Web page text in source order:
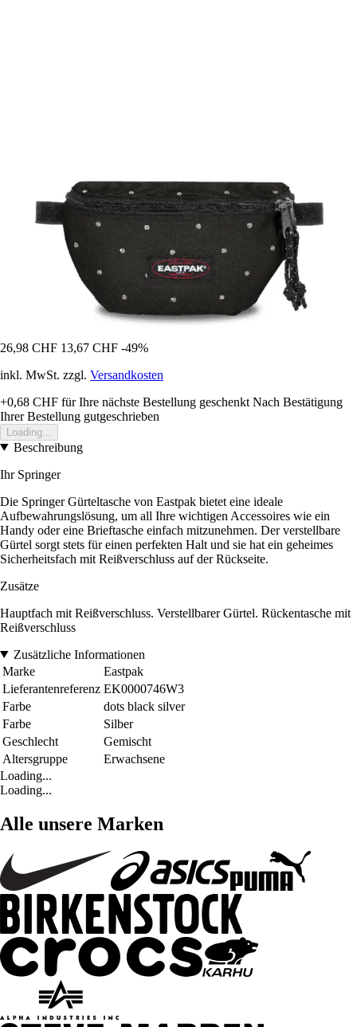
26,98 CHF 13,67 CHF -49%
inkl. MwSt. zzgl. Versandkosten
+0,68 CHF für Ihre nächste Bestellung geschenkt Nach Bestätigung
Ihrer Bestellung gutgeschrieben
Loading...
Beschreibung
Ihr Springer
Die Springer Gürteltasche von Eastpak bietet eine ideale
Aufbewahrungslösung, um all Ihre wichtigen Accessoires wie ein
Handy oder eine Brieftasche einfach mitzunehmen. Der verstellbare
Gürtel sorgt stets für einen perfekten Halt und sie hat ein geheimes
Sicherheitsfach mit Reißverschluss auf der Rückseite.
Zusätze
Hauptfach mit Reißverschluss. Verstellbarer Gürtel. Rückentasche mit
Reißverschluss
Zusätzliche Informationen
Marke
Eastpak
Lieferantenreferenz EK0000746W3
Farbe
dots black silver
Farbe
Silber
Geschlecht
Gemischt
Altersgruppe
Erwachsene
Loading...
Loading...
Alle unsere Marken